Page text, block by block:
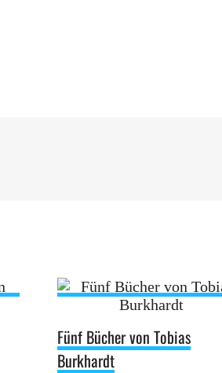
Fünf Bücher von Tobias
Burkhardt